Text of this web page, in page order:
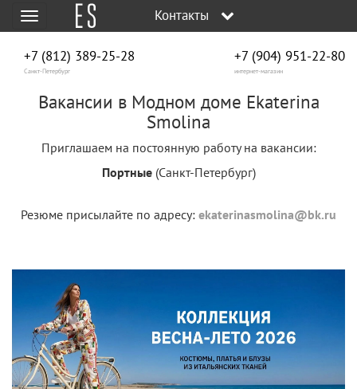
Меню Контакты
+7 (812) 389-25-28
Санкт-Петербург
+7 (904) 951‑22‑80
интернет-магазин
Вакансии в Модном доме Ekaterina
Smolina
Приглашаем на постоянную работу на вакансии:
Портные(Санкт-Петербург)
Резюме присылайте по адресу: ekaterinasmolina@bk.ru